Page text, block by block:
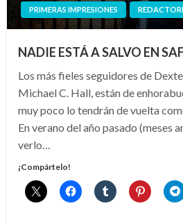
PRIMERAS IMPRESIONES
NADIE ESTÁ A SALVO EN
Los más fieles seguidores de
Michael C. Hall, están de
muy poco lo tendrán de vuelta
En verano del año pasado (meses
verlo…
¡Compártelo!